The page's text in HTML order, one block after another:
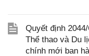
Quyết định
Thể thao và Du
chính mới ban